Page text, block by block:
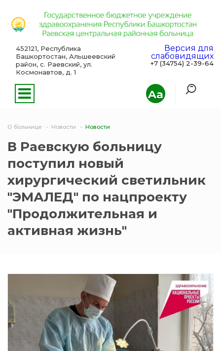
Aa
452121, Республика
Башкортостан, Альшеевский
район, с. Раевский, ул.
Космонавтов, д. 1
Версия для
слабовидящих
+7 (34754) 2-39-64
О больнице Новости Новости
В Раевскую больницу
поступил новый
хирургический светильник
"ЭМАЛЕД" по нацпроекту
"Продолжительная и
активная жизнь"